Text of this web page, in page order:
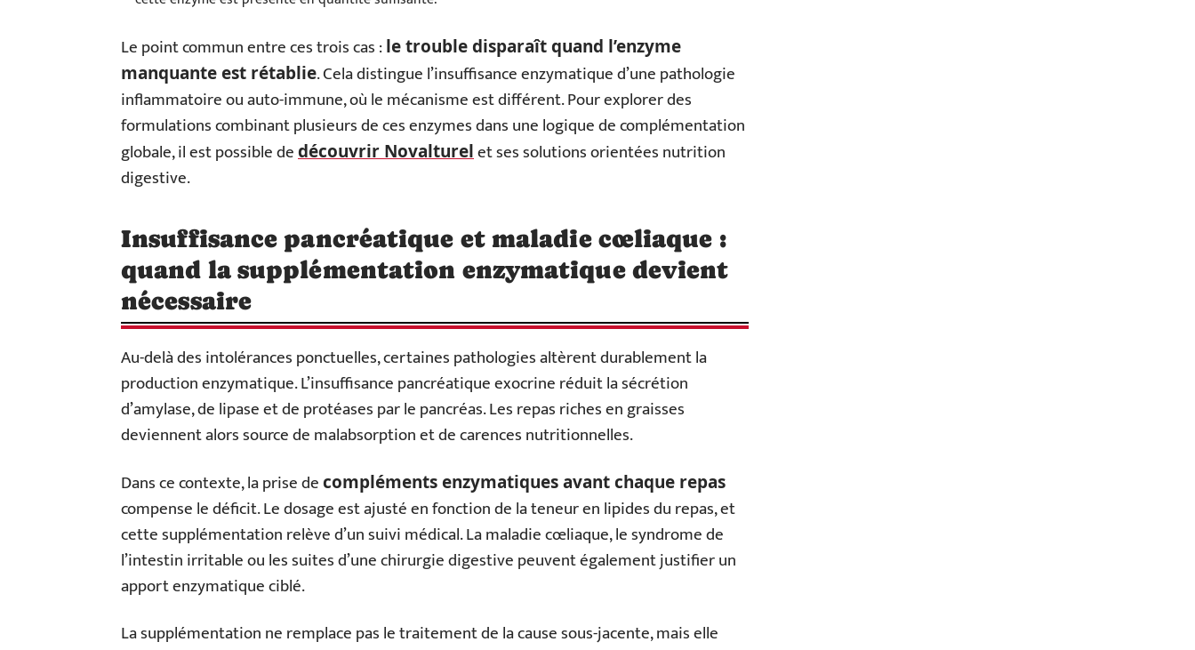
Le point commun entre ces trois cas :le trouble disparaît quand l’enzyme
manquante est rétablie. Cela distingue l’insuffisance enzymatique d’une pathologie
inflammatoire ou auto-immune, où le mécanisme est différent. Pour explorer des
formulations combinant plusieurs de ces enzymes dans une logique de complémentation
globale, il est possible dedécouvrir Novalturelet ses solutions orientées nutrition
digestive.
Insuffisance pancréatique et maladie cœliaque :
quand la supplémentation enzymatique devient
nécessaire
Au-delà des intolérances ponctuelles, certaines pathologies altèrent durablement la
production enzymatique. L’insuffisance pancréatique exocrine réduit la sécrétion
d’amylase, de lipase et de protéases par le pancréas. Les repas riches en graisses
deviennent alors source de malabsorption et de carences nutritionnelles.
Dans ce contexte, la prise decompléments enzymatiques avant chaque repas
compense le déficit. Le dosage est ajusté en fonction de la teneur en lipides du repas, et
cette supplémentation relève d’un suivi médical. La maladie cœliaque, le syndrome de
l’intestin irritable ou les suites d’une chirurgie digestive peuvent également justifier un
apport enzymatique ciblé.
La supplémentation ne remplace pas le traitement de la cause sous-jacente, mais elle